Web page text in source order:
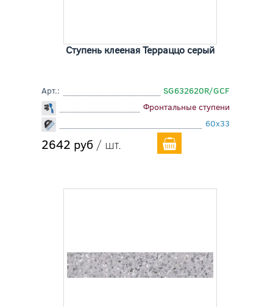
Ступень клееная Терраццо серый
Арт.:
SG632620R/GCF
Фронтальные ступени
60x33
2642 руб / шт.